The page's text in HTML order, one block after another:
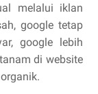
melalui iklan
google tetap
google lebih
di website